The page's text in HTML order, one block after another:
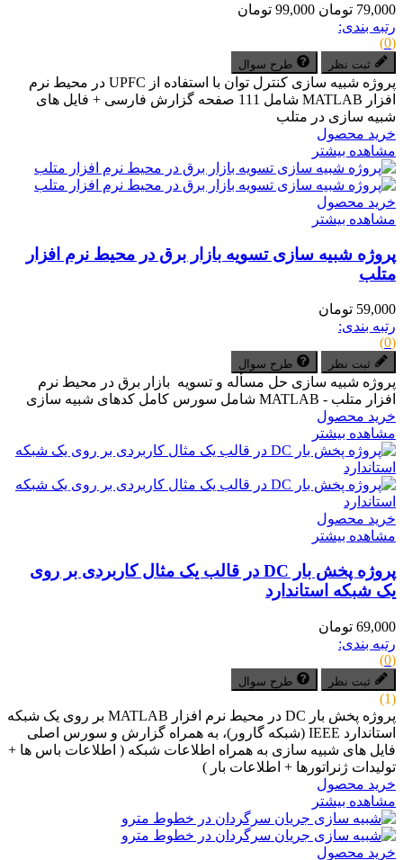
79,000 تومان
99,000 تومان
رتبه بندی:
(0)
ثبت نظر طرح سوال
پروژه شبیه سازی کنترل توان با استفاده از UPFC در محیط نرم
افزار MATLAB شامل 111 صفحه گزارش فارسی + فایل های
شبیه سازی در متلب
خرید محصول
مشاهده بیشتر
خرید محصول
مشاهده بیشتر
پروژه شبیه سازی تسویه بازار برق در محیط نرم افزار
متلب
59,000 تومان
رتبه بندی:
(0)
ثبت نظر طرح سوال
پروژه شبیه سازی حل مسأله و تسویه بازار برق در محیط نرم
افزار متلب - MATLAB شامل سورس کامل کدهای شبیه سازی
خرید محصول
مشاهده بیشتر
خرید محصول
مشاهده بیشتر
پروژه پخش بار DC در قالب یک مثال کاربردی بر روی
یک شبکه استاندارد
69,000 تومان
رتبه بندی:
(0)
ثبت نظر طرح سوال
(1)
پروژه پخش بار DC در محیط نرم افزار MATLAB بر روی یک شبکه
استاندارد IEEE (شبکه گارور)، به همراه گزارش و سورس اصلی
فایل های شبیه سازی به همراه اطلاعات شبکه ( اطلاعات باس ها +
تولیدات ژنراتورها + اطلاعات بار )
خرید محصول
مشاهده بیشتر
خرید محصول